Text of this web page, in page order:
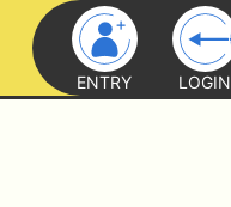
ENTRY LOGIN